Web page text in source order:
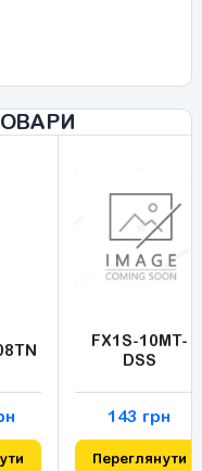
FX1S-10MT-
DSS
143 грн
Переглянути